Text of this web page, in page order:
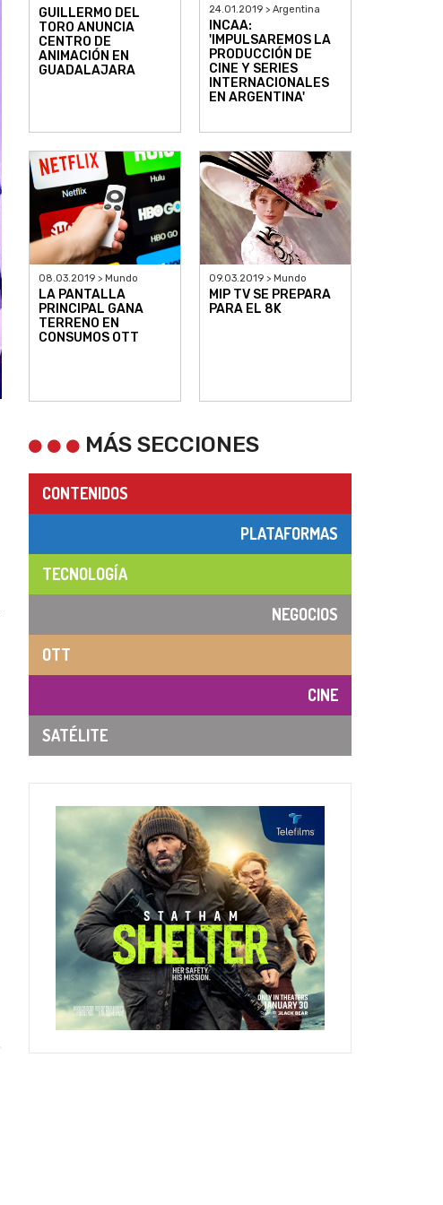
GUILLERMO DEL
TORO ANUNCIA
CENTRO DE
ANIMACIÓN EN
GUADALAJARA
24.01.2019 > Argentina
INCAA:
'IMPULSAREMOS LA
PRODUCCIÓN DE
CINE Y SERIES
INTERNACIONALES
EN ARGENTINA'
08.03.2019 > Mundo
LA PANTALLA
PRINCIPAL GANA
TERRENO EN
CONSUMOS OTT
09.03.2019 > Mundo
MIP TV SE PREPARA
PARA EL 8K
MÁS SECCIONES
CONTENIDOS
PLATAFORMAS
TECNOLOGÍA
NEGOCIOS
OTT
CINE
SATÉLITE